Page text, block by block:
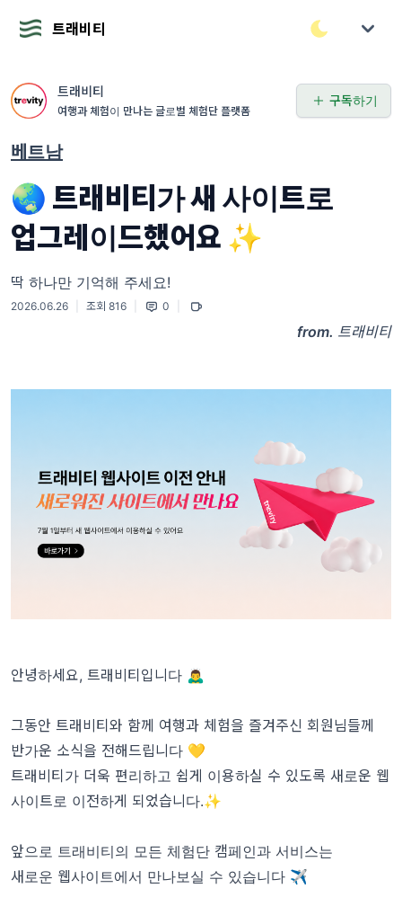
트래비티
트래비티
여행과 체험이 만나는 글로벌 체험단 플랫폼
구독하기
베트남
🌏 트래비티가 새 사이트로
업그레이드했어요 ✨
딱 하나만 기억해 주세요!
2026.06.26 조회 816 0
from. 트래비티
안녕하세요, 트래비티입니다 🙇‍♂️
그동안 트래비티와 함께 여행과 체험을 즐겨주신 회원님들께
반가운 소식을 전해드립니다 💛
트래비티가 더욱 편리하고 쉽게 이용하실 수 있도록 새로운 웹
사이트로 이전하게 되었습니다.✨
앞으로 트래비티의 모든 체험단 캠페인과 서비스는
새로운 웹사이트에서 만나보실 수 있습니다 ✈️